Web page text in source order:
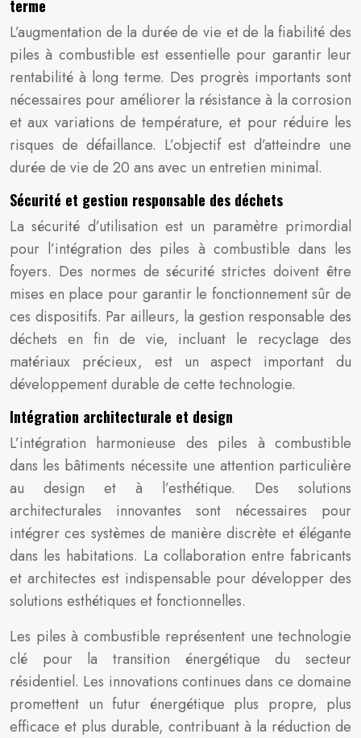
terme
L’augmentation de la durée de vie et de la fiabilité des
piles à combustible est essentielle pour garantir leur
rentabilité à long terme. Des progrès importants sont
nécessaires pour améliorer la résistance à la corrosion
et aux variations de température, et pour réduire les
risques de défaillance. L’objectif est d’atteindre une
durée de vie de 20 ans avec un entretien minimal.
Sécurité et gestion responsable des déchets
La sécurité d’utilisation est un paramètre primordial
pour l’intégration des piles à combustible dans les
foyers. Des normes de sécurité strictes doivent être
mises en place pour garantir le fonctionnement sûr de
ces dispositifs. Par ailleurs, la gestion responsable des
déchets en fin de vie, incluant le recyclage des
matériaux précieux, est un aspect important du
développement durable de cette technologie.
Intégration architecturale et design
L’intégration harmonieuse des piles à combustible
dans les bâtiments nécessite une attention particulière
au design et à l’esthétique. Des solutions
architecturales innovantes sont nécessaires pour
intégrer ces systèmes de manière discrète et élégante
dans les habitations. La collaboration entre fabricants
et architectes est indispensable pour développer des
solutions esthétiques et fonctionnelles.
Les piles à combustible représentent une technologie
clé pour la transition énergétique du secteur
résidentiel. Les innovations continues dans ce domaine
promettent un futur énergétique plus propre, plus
efficace et plus durable, contribuant à la réduction de